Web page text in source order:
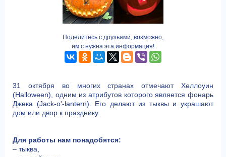
Поделитесь с друзьями, возможно,
им с нужна эта информация!
31 октября во многих странах отмечают Хеллоуин
(Halloween), одним из атрибутов которого является фонарь
Джека (Jack-o'-lantern). Его делают из тыквы и украшают
дом или двор к празднику.
Для работы нам понадобятся:
– тыква,